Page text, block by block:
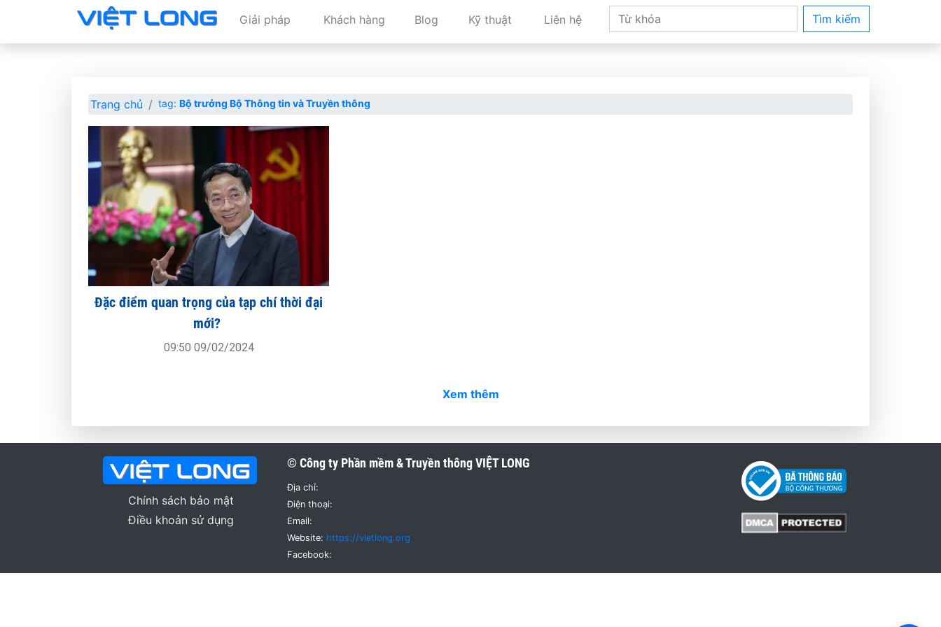
Giải pháp Khách hàng Blog Kỹ thuật Liên hệ Tìm kiếm
Trang chủ tag: Bộ trưởng Bộ Thông tin và Truyền thông
Đặc điểm quan trọng của tạp chí thời đại
mới?
09:50 09/02/2024
Xem thêm
Chính sách bảo mật
Điều khoản sử dụng
© Công ty Phần mềm & Truyền thôngVIỆT LONG
Địa chỉ:
Điện thoại:
Email:
Website: https://vietlong.org
Facebook: